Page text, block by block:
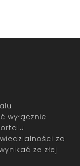
wyłącznie
za
ze złej